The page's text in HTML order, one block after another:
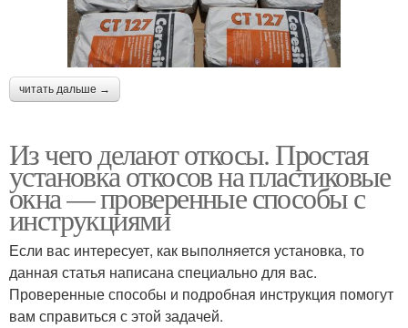
читать дальше →
Из чего делают откосы. Простая
установка откосов на пластиковые
окна — проверенные способы с
инструкциями
Если вас интересует, как выполняется установка, то
данная статья написана специально для вас.
Проверенные способы и подробная инструкция помогут
вам справиться с этой задачей.